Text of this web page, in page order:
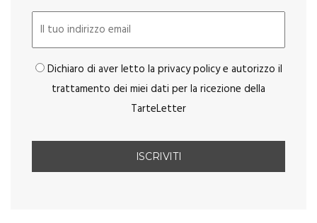
Dichiaro di aver letto la privacy policy e autorizzo il
trattamento dei miei dati per la ricezione della
TarteLetter